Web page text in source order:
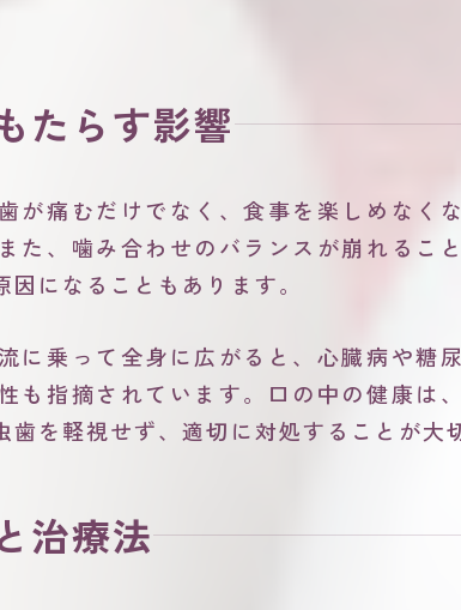
たらす影響
が痛むだけでなく、食事を楽しめなく
た、噛み合わせのバランスが崩れるこ
になることもあります。
に乗って全身に広がると、心臓病や糖
も指摘されています。口の中の健康は
を軽視せず、適切に対処することが大
治療法